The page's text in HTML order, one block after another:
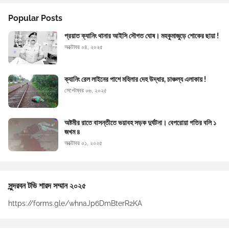
Popular Posts
প্রয়াত ক্যানিং থানার আইসি সৌগত ঘোষ। মহকুমাজুড়ে শোকের ছায়া !
অক্টোবর ০৪, ২০২৫
ক্যানিং রেল লাইনের পাশে মহিলার দেহ উদ্ধার, চাঞ্চল্য এলাকায় !
সেপ্টেম্বর ০৬, ২০২৫
অষ্টমীর রাতে বাসন্তীতে ভয়াবহ সড়ক দুর্ঘটনা। বেপরোয়া গতির বলি ১
জখম ৪
অক্টোবর ০১, ২০২৫
সুন্দরবন টভি শারদ সম্মান ২০২৫
https://forms.gle/whnaJp6DmBterR2KA